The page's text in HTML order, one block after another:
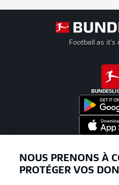
Football as it's
NOUS PRENONS À
PROTÉGER VOS